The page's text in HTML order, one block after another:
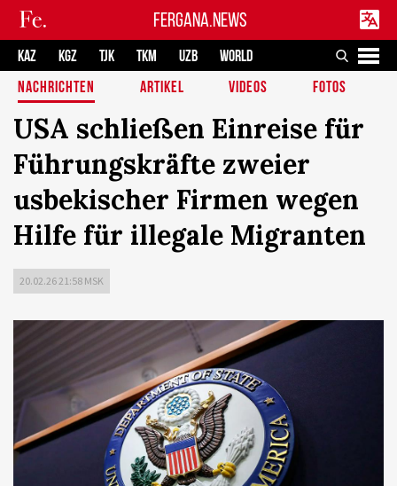
FERGANA.NEWS
KAZ KGZ TJK TKM UZB
WORLD
NACHRICHTEN
ARTIKEL VIDEOS FOTOS
USA schließen Einreise für
Führungskräfte zweier
usbekischer Firmen wegen
Hilfe für illegale Migranten
20.02.26 21:58 MSK